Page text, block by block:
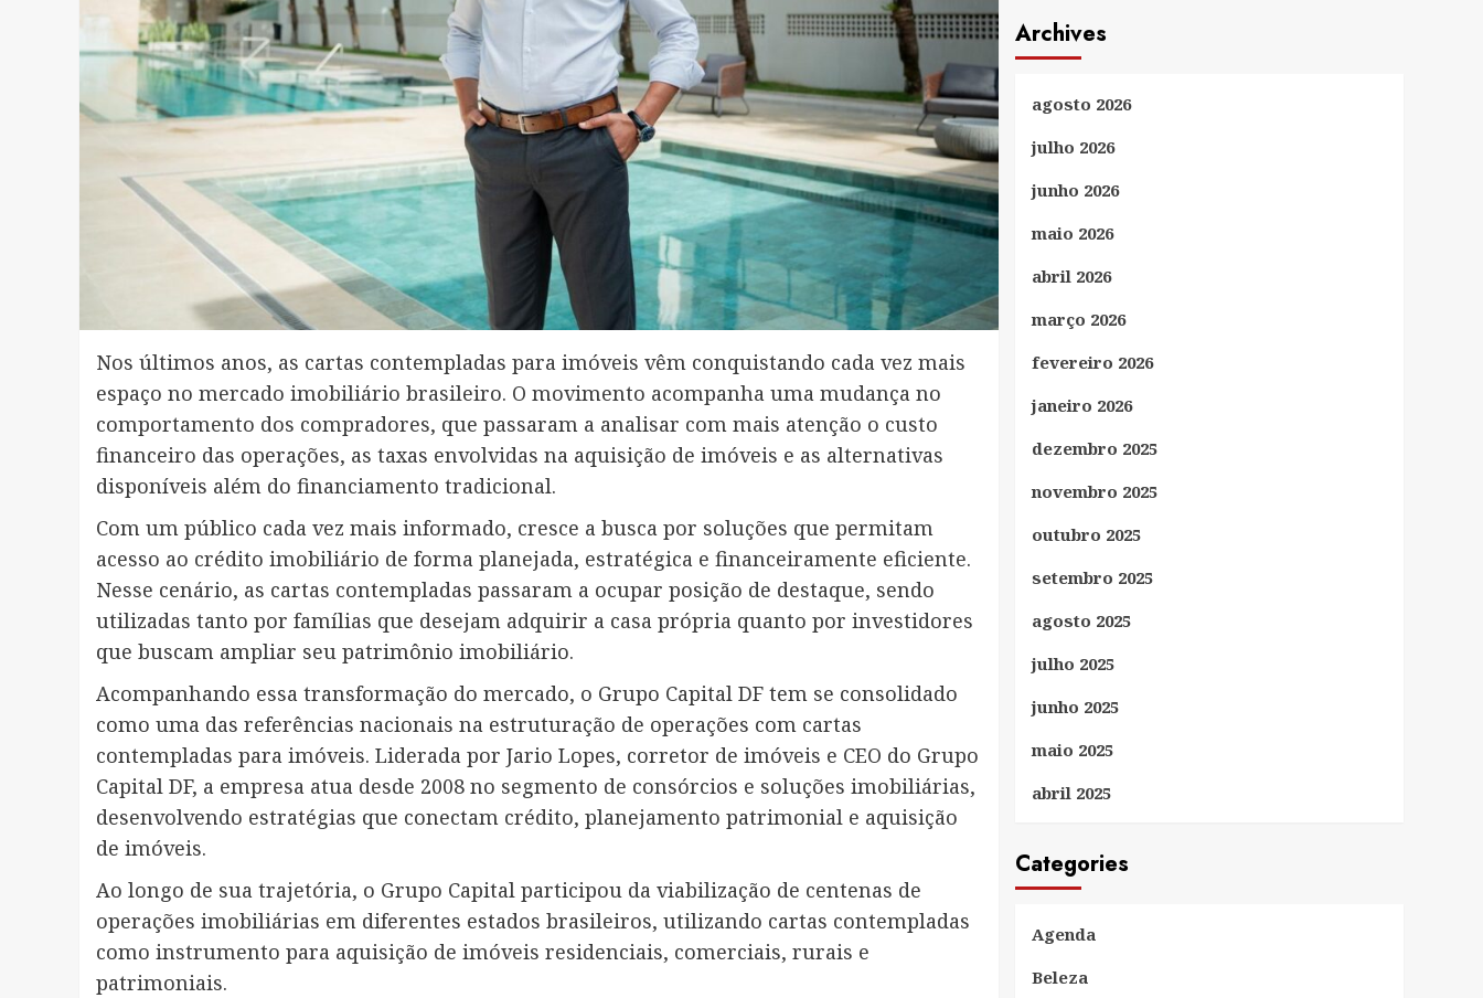
Nos últimos anos, as cartas contempladas para imóveis vêm conquistando cada vez mais
espaço no mercado imobiliário brasileiro. O movimento acompanha uma mudança no
comportamento dos compradores, que passaram a analisar com mais atenção o custo
financeiro das operações, as taxas envolvidas na aquisição de imóveis e as alternativas
disponíveis além do financiamento tradicional.
Com um público cada vez mais informado, cresce a busca por soluções que permitam
acesso ao crédito imobiliário de forma planejada, estratégica e financeiramente eficiente.
Nesse cenário, as cartas contempladas passaram a ocupar posição de destaque, sendo
utilizadas tanto por famílias que desejam adquirir a casa própria quanto por investidores
que buscam ampliar seu patrimônio imobiliário.
Acompanhando essa transformação do mercado, o Grupo Capital DF tem se consolidado
como uma das referências nacionais na estruturação de operações com cartas
contempladas para imóveis. Liderada por Jario Lopes, corretor de imóveis e CEO do Grupo
Capital DF, a empresa atua desde 2008 no segmento de consórcios e soluções imobiliárias,
desenvolvendo estratégias que conectam crédito, planejamento patrimonial e aquisição
de imóveis.
Ao longo de sua trajetória, o Grupo Capital participou da viabilização de centenas de
operações imobiliárias em diferentes estados brasileiros, utilizando cartas contempladas
como instrumento para aquisição de imóveis residenciais, comerciais, rurais e
patrimoniais.
Archives
agosto 2026
julho 2026
junho 2026
maio 2026
abril 2026
março 2026
fevereiro 2026
janeiro 2026
dezembro 2025
novembro 2025
outubro 2025
setembro 2025
agosto 2025
julho 2025
junho 2025
maio 2025
abril 2025
Categories
Agenda
Beleza